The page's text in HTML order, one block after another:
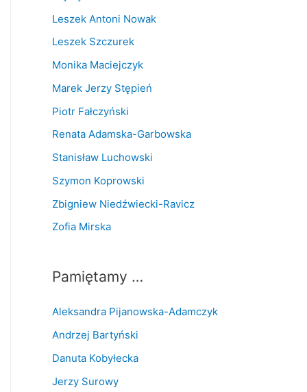
Leszek Antoni Nowak
Leszek Szczurek
Monika Maciejczyk
Marek Jerzy Stępień
Piotr Fałczyński
Renata Adamska-Garbowska
Stanisław Luchowski
Szymon Koprowski
Zbigniew Niedźwiecki-Ravicz
Zofia Mirska
Pamiętamy …
Aleksandra Pijanowska-Adamczyk
Andrzej Bartyński
Danuta Kobyłecka
Jerzy Surowy